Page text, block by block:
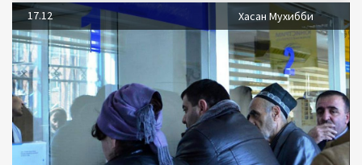
17.12 Хасан Мухибби